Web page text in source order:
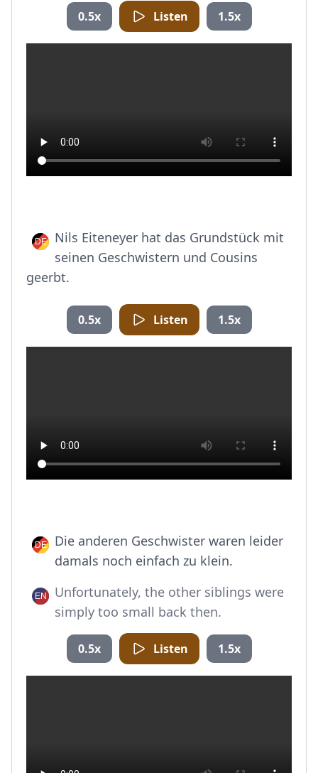
0.5x Listen 1.5x
Nils Eiteneyer hat das Grundstück mit
seinen Geschwistern und Cousins
geerbt.
0.5x Listen 1.5x
Die anderen Geschwister waren leider
damals noch einfach zu klein.
Unfortunately, the other siblings were
simply too small back then.
0.5x Listen 1.5x